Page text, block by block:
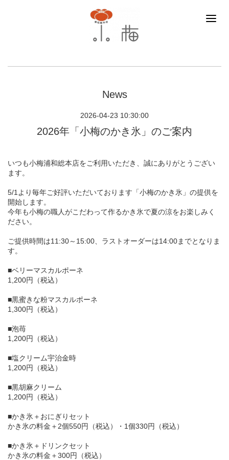
News
2026-04-23 10:30:00
2026年「小梅のかき氷」のご案内
いつも小梅浦和総本店をご利用いただき、誠にありがとうござい
ます。
5/1より毎年ご好評いただいております「小梅のかき氷」の提供を
開始します。
今年も小梅の職人がこだわって作るかき氷で夏の涼をお楽しみく
ださい。
ご提供時間は11:30～15:00、ラストオーダーは14:00までとなりま
す。
■ベリーマスカルポーネ
1,200円（税込）
■黒蜜きな粉マスカルポーネ
1,300円（税込）
■泡苺
1,200円（税込）
■塩クリーム宇治金時
1,200円（税込）
■黒胡麻クリーム
1,200円（税込）
■かき氷＋おにぎりセット
かき氷の料金＋2個550円（税込）・1個330円（税込）
■かき氷＋ドリンクセット
かき氷の料金＋300円（税込）